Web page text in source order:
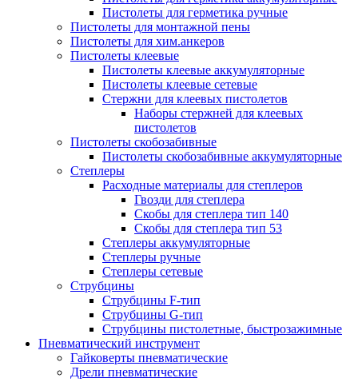
Пистолеты для герметика ручные
Пистолеты для монтажной пены
Пистолеты для хим.анкеров
Пистолеты клеевые
Пистолеты клеевые аккумуляторные
Пистолеты клеевые сетевые
Стержни для клеевых пистолетов
Наборы стержней для клеевых
пистолетов
Пистолеты скобозабивные
Пистолеты скобозабивные аккумуляторные
Степлеры
Расходные материалы для степлеров
Гвозди для степлера
Скобы для степлера тип 140
Скобы для степлера тип 53
Степлеры аккумуляторные
Степлеры ручные
Степлеры сетевые
Струбцины
Струбцины F-тип
Струбцины G-тип
Струбцины пистолетные, быстрозажимные
Пневматический инструмент
Гайковерты пневматические
Дрели пневматические